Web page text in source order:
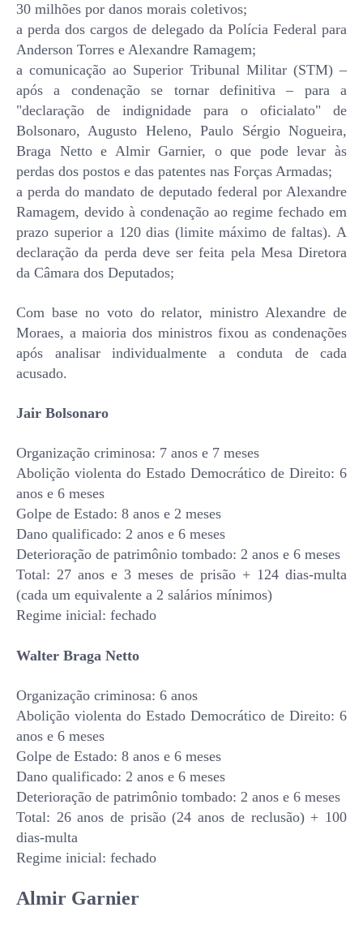
30 milhões por danos morais coletivos;
a perda dos cargos de delegado da Polícia Federal para
Anderson Torres e Alexandre Ramagem;
a comunicação ao Superior Tribunal Militar (STM) –
após a condenação se tornar definitiva – para a
"declaração de indignidade para o oficialato" de
Bolsonaro, Augusto Heleno, Paulo Sérgio Nogueira,
Braga Netto e Almir Garnier, o que pode levar às
perdas dos postos e das patentes nas Forças Armadas;
a perda do mandato de deputado federal por Alexandre
Ramagem, devido à condenação ao regime fechado em
prazo superior a 120 dias (limite máximo de faltas). A
declaração da perda deve ser feita pela Mesa Diretora
da Câmara dos Deputados;
Com base no voto do relator, ministro Alexandre de
Moraes, a maioria dos ministros fixou as condenações
após analisar individualmente a conduta de cada
acusado.
Jair Bolsonaro
Organização criminosa: 7 anos e 7 meses
Abolição violenta do Estado Democrático de Direito: 6
anos e 6 meses
Golpe de Estado: 8 anos e 2 meses
Dano qualificado: 2 anos e 6 meses
Deterioração de patrimônio tombado: 2 anos e 6 meses
Total: 27 anos e 3 meses de prisão + 124 dias-multa
(cada um equivalente a 2 salários mínimos)
Regime inicial: fechado
Walter Braga Netto
Organização criminosa: 6 anos
Abolição violenta do Estado Democrático de Direito: 6
anos e 6 meses
Golpe de Estado: 8 anos e 6 meses
Dano qualificado: 2 anos e 6 meses
Deterioração de patrimônio tombado: 2 anos e 6 meses
Total: 26 anos de prisão (24 anos de reclusão) + 100
dias-multa
Regime inicial: fechado
Almir Garnier